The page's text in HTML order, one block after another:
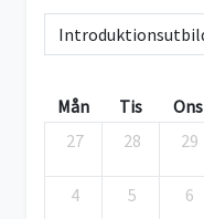
Mån Tis Ons
27
28 29
4 5 6